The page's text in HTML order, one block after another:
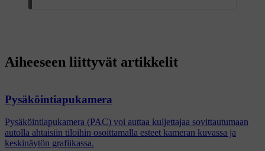
Aiheeseen liittyvät artikkelit
Pysäköintiapukamera
Pysäköintiapukamera (PAC) voi auttaa kuljettajaa sovittautumaan
autolla ahtaisiin tiloihin osoittamalla esteet kameran kuvassa ja
keskinäytön grafiikassa.